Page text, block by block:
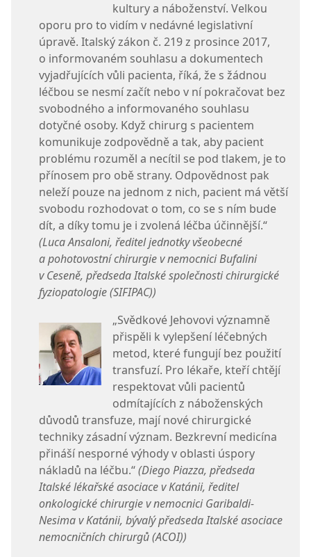
kultury a náboženství. Velkou
oporu pro to vidím v nedávné legislativní
úpravě. Italský zákon č. 219 z prosince 2017,
o informovaném souhlasu a dokumentech
vyjadřujících vůli pacienta, říká, že s žádnou
léčbou se nesmí začít nebo v ní pokračovat bez
svobodného a informovaného souhlasu
dotyčné osoby. Když chirurg s pacientem
komunikuje zodpovědně a tak, aby pacient
problému rozuměl a necítil se pod tlakem, je to
přínosem pro obě strany. Odpovědnost pak
neleží pouze na jednom z nich, pacient má větší
svobodu rozhodovat o tom, co se s ním bude
dít, a díky tomu je i zvolená léčba účinnější.“
(Luca Ansaloni, ředitel jednotky všeobecné
a pohotovostní chirurgie v nemocnici Bufalini
v Ceseně, předseda Italské společnosti chirurgické
fyziopatologie (SIFIPAC))
„Svědkové Jehovovi významně
přispěli k vylepšení léčebných
metod, které fungují bez použití
transfuzí. Pro lékaře, kteří chtějí
respektovat vůli pacientů
odmítajících z náboženských
důvodů transfuze, mají nové chirurgické
techniky zásadní význam. Bezkrevní medicína
přináší nesporné výhody v oblasti úspory
nákladů na léčbu.“(Diego Piazza, předseda
Italské lékařské asociace v Katánii, ředitel
onkologické chirurgie v nemocnici Garibaldi-
Nesima v Katánii, bývalý předseda Italské asociace
nemocničních chirurgů (ACOI))